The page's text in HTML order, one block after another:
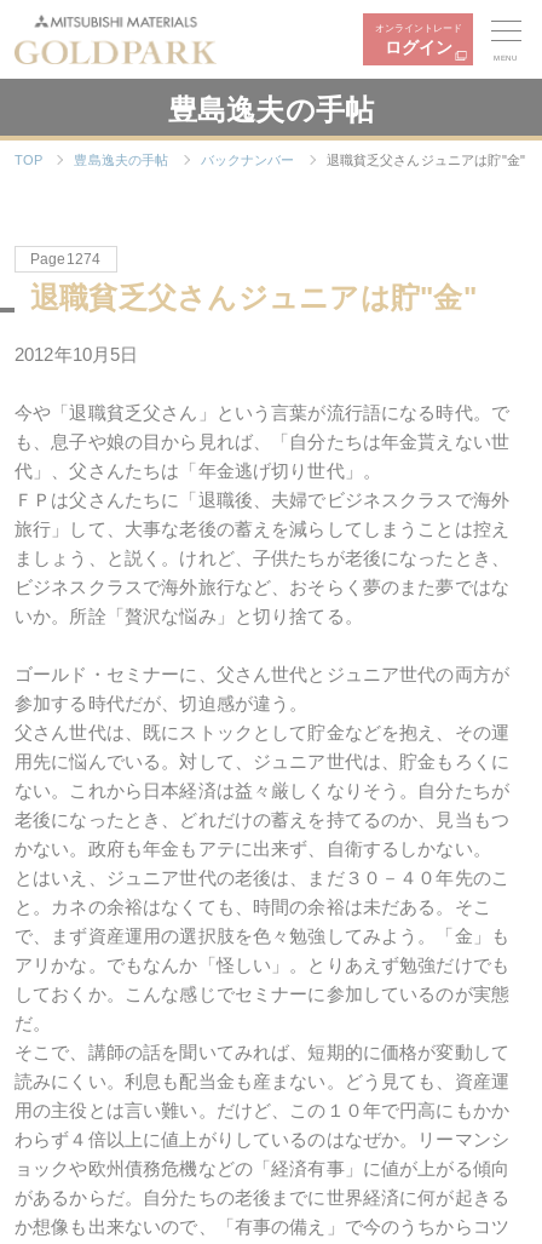
オンライントレード
ログイン
MENU
豊島逸夫の手帖
TOP 豊島逸夫の手帖 バックナンバー 退職貧乏父さんジュニアは貯"金"
Page1274
退職貧乏父さんジュニアは貯"金"
2012年10月5日
今や「退職貧乏父さん」という言葉が流行語になる時代。で
も、息子や娘の目から見れば、「自分たちは年金貰えない世
代」、父さんたちは「年金逃げ切り世代」。
ＦＰは父さんたちに「退職後、夫婦でビジネスクラスで海外
旅行」して、大事な老後の蓄えを減らしてしまうことは控え
ましょう、と説く。けれど、子供たちが老後になったとき、
ビジネスクラスで海外旅行など、おそらく夢のまた夢ではな
いか。所詮「贅沢な悩み」と切り捨てる。
ゴールド・セミナーに、父さん世代とジュニア世代の両方が
参加する時代だが、切迫感が違う。
父さん世代は、既にストックとして貯金などを抱え、その運
用先に悩んでいる。対して、ジュニア世代は、貯金もろくに
ない。これから日本経済は益々厳しくなりそう。自分たちが
老後になったとき、どれだけの蓄えを持てるのか、見当もつ
かない。政府も年金もアテに出来ず、自衛するしかない。
とはいえ、ジュニア世代の老後は、まだ３０－４０年先のこ
と。カネの余裕はなくても、時間の余裕は未だある。そこ
で、まず資産運用の選択肢を色々勉強してみよう。「金」も
アリかな。でもなんか「怪しい」。とりあえず勉強だけでも
しておくか。こんな感じでセミナーに参加しているのが実態
だ。
そこで、講師の話を聞いてみれば、短期的に価格が変動して
読みにくい。利息も配当金も産まない。どう見ても、資産運
用の主役とは言い難い。だけど、この１０年で円高にもかか
わらず４倍以上に値上がりしているのはなぜか。リーマンシ
ョックや欧州債務危機などの「経済有事」に値が上がる傾向
があるからだ。自分たちの老後までに世界経済に何が起きる
か想像も出来ないので、「有事の備え」で今のうちからコツ